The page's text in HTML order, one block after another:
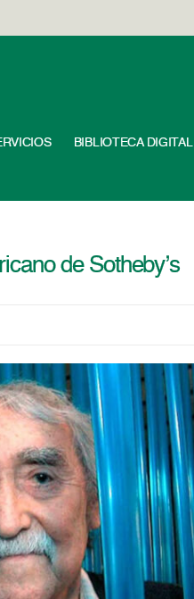
BIBLIOTECA DIGITAL
de Sotheby’s